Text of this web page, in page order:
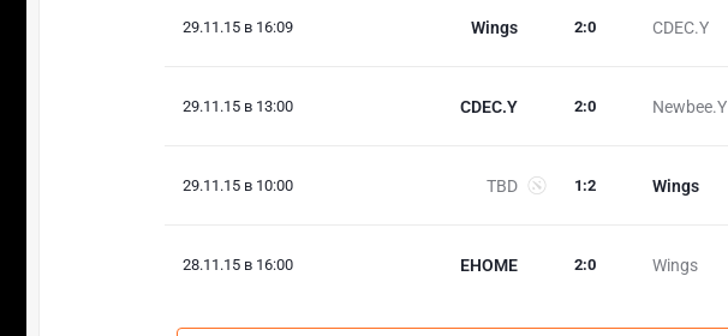
29.11.15 в 16:09 Wings CDEC.Y
2:0
29.11.15 в 13:00 CDEC.Y Newbee.Y
2:0
29.11.15 в 10:00 TBD Wings
1 :2
28.11.15 в 16:00 EHOME Wings
2:0